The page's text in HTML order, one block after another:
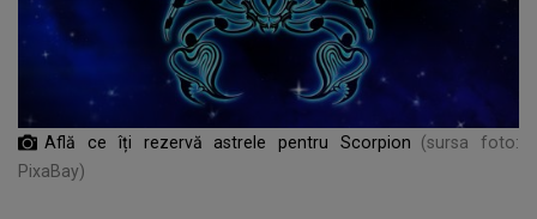
Află ce îți rezervă astrele pentru Scorpion
(sursa foto:
PixaBay)